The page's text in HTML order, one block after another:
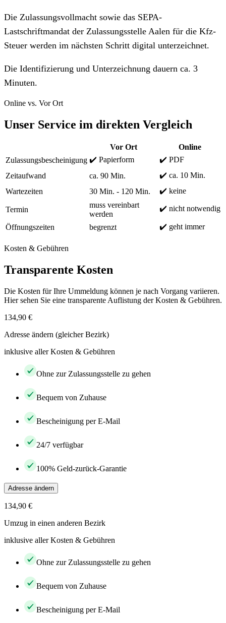
Die Zulassungsvollmacht sowie das SEPA-
Lastschriftmandat der Zulassungsstelle Aalen für die Kfz-
Steuer werden im nächsten Schritt digital unterzeichnet.
Die Identifizierung und Unterzeichnung dauern ca. 3
Minuten.
Online vs. Vor Ort
Unser Service im direkten Vergleich
Vor Ort
Online
Zulassungsbescheinigung ✔️ Papierform
✔️ PDF
Zeitaufwand
ca. 90 Min.
✔️ ca. 10 Min.
Wartezeiten
30 Min. - 120 Min. ✔️ keine
Termin
muss vereinbart
werden
✔️ nicht notwendig
Öffnungszeiten begrenzt ✔️ geht immer
Kosten & Gebühren
Transparente Kosten
Die Kosten für Ihre Ummeldung können je nach Vorgang variieren.
Hier sehen Sie eine transparente Auflistung der Kosten & Gebühren.
134,90 €
Adresse ändern (gleicher Bezirk)
inklusive aller Kosten & Gebühren
Ohne zur Zulassungsstelle zu gehen
Bequem von Zuhause
Bescheinigung per E-Mail
24/7 verfügbar
100% Geld-zurück-Garantie
Adresse ändern
134,90 €
Umzug in einen anderen Bezirk
inklusive aller Kosten & Gebühren
Ohne zur Zulassungsstelle zu gehen
Bequem von Zuhause
Bescheinigung per E-Mail